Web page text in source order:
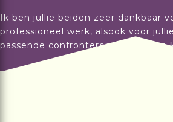
Ik ben jullie beiden zeer dankbaar
professioneel werk, alsook voor
passende confronterende stijl. Een